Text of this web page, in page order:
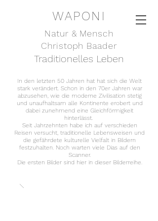
WAPONI
Natur & Mensch
Christoph Baader
Traditionelles Leben
In den letzten 50 Jahren hat hat sich die Welt
stark verändert. Schon in den 70er Jahren war
abzusehen, wie die moderne Zivilisation stetig
und unaufhaltsam alle Kontinente erobert und
dabei zunehmend eine Gleichförmigkeit
hinterlässt.
Seit Jahrzehnten habe ich auf verschieden
Reisen versucht, traditionelle Lebensweisen und
die gefährdete kulturelle Vielfalt in Bildern
festzuhalten. Noch warten viele Dias auf den
Scanner.
Die ersten Bilder sind hier in dieser Bilderreihe.